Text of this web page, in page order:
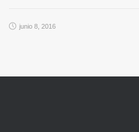
junio 8, 2016